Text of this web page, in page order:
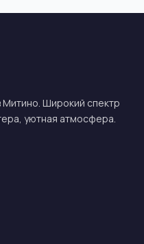
Митино. Широкий спектр
уютная атмосфера.